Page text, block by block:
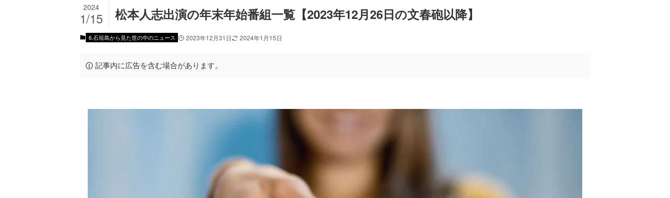
松本人志出演の年末年始番組一覧【2023年12月26日の文春砲以降】
2024
1/15
6.石垣島から見た世の中のニュース 2023年12月31日 2024年1月15日
記事内に広告を含む場合があります。